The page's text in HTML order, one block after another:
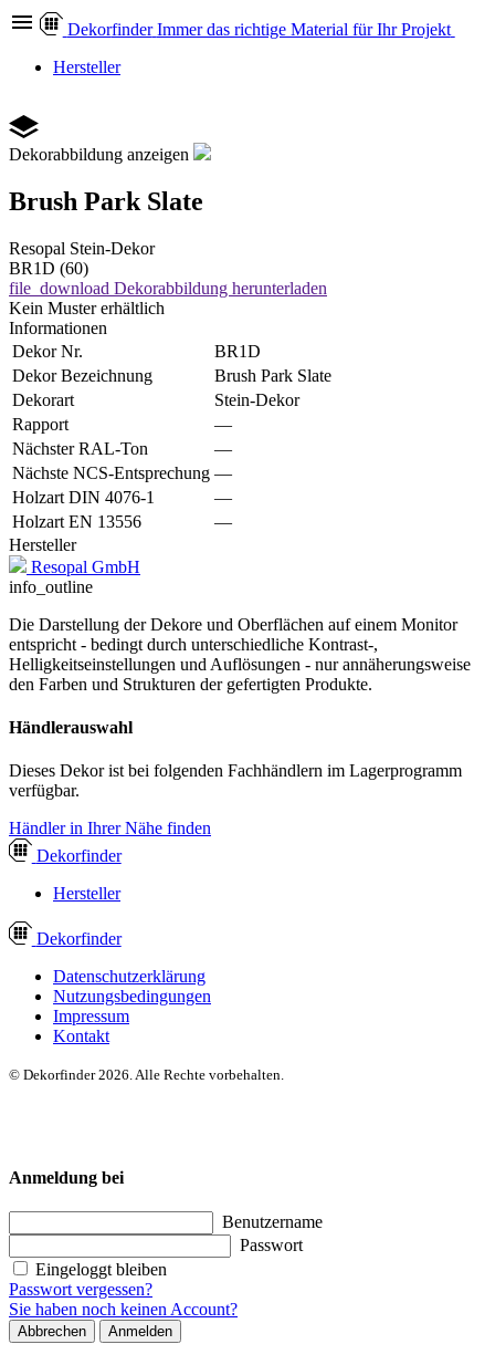
Dekorfinder Immer das richtige Material für Ihr Projekt
Hersteller
Dekorabbildung anzeigen
Brush Park Slate
Resopal Stein-Dekor
BR1D (60)
file_download Dekorabbildung herunterladen
Kein Muster erhältlich
Informationen
Dekor Nr.
BR1D
Dekor Bezeichnung
Brush Park Slate
Dekorart
Stein-Dekor
Rapport
—
Nächster RAL-Ton
—
Nächste NCS-Entsprechung —
Holzart DIN 4076-1
—
Holzart EN 13556
—
Hersteller
Resopal GmbH
info_outline
Die Darstellung der Dekore und Oberflächen auf einem Monitor
entspricht - bedingt durch unterschiedliche Kontrast-,
Helligkeitseinstellungen und Auflösungen - nur annäherungsweise
den Farben und Strukturen der gefertigten Produkte.
Händlerauswahl
Dieses Dekor ist bei folgenden Fachhändlern im Lagerprogramm
verfügbar.
Händler in Ihrer Nähe finden
Dekorfinder
Hersteller
Dekorfinder
Datenschutzerklärung
Nutzungsbedingungen
Impressum
Kontakt
© Dekorfinder 2026. Alle Rechte vorbehalten.
Anmeldung bei
Benutzername
Passwort
Eingeloggt bleiben
Passwort vergessen?
Sie haben noch keinen Account?
Abbrechen Anmelden